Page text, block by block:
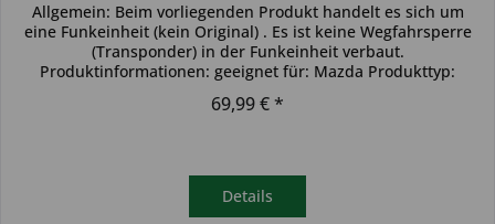
Allgemein: Beim vorliegenden Produkt handelt es sich um
eine Funkeinheit (kein Original) . Es ist keine Wegfahrsperre
(Transponder) in der Funkeinheit verbaut.
Produktinformationen: geeignet für: Mazda Produkttyp:
69,99 € *
Details